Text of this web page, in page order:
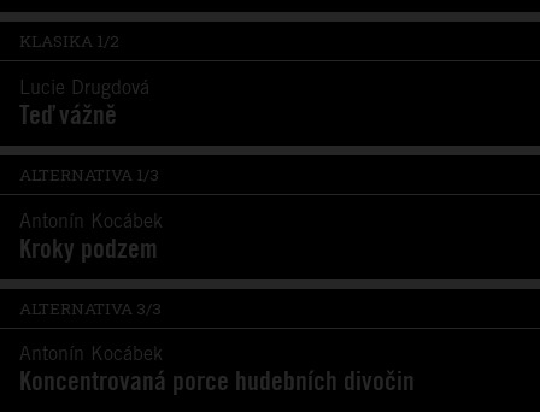
KLASIKA 1/2
Lucie Drugdová
Teď vážně
ALTERNATIVA 1/3
Antonín Kocábek
Kroky podzem
ALTERNATIVA 3/3
Antonín Kocábek
Koncentrovaná porce hudebních divočin